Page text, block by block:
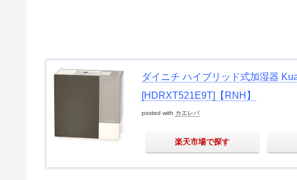
ダイニチ ハイブリッド式加湿器
[HDRXT521E9T]【RNH】
posted with カエレバ
楽天市場で探す